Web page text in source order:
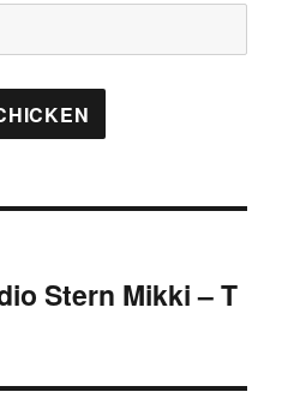
Stern Mikki – T